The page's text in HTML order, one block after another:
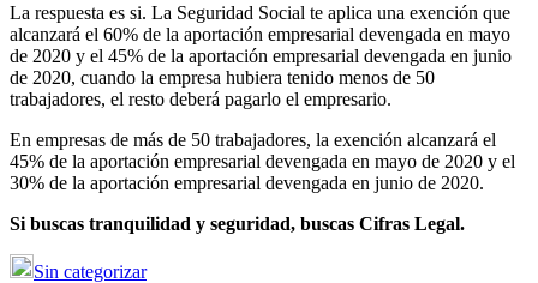
La respuesta es si. La Seguridad Social te aplica una exención que
alcanzará el 60% de la aportación empresarial devengada en mayo
de 2020 y el 45% de la aportación empresarial devengada en junio
de 2020, cuando la empresa hubiera tenido menos de 50
trabajadores, el resto deberá pagarlo el empresario.
En empresas de más de 50 trabajadores, la exención alcanzará el
45% de la aportación empresarial devengada en mayo de 2020 y el
30% de la aportación empresarial devengada en junio de 2020.
Si buscas tranquilidad y seguridad, buscas Cifras Legal.
Sin categorizar